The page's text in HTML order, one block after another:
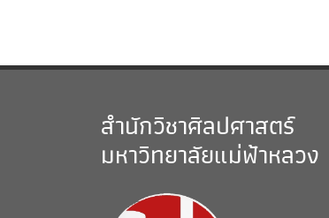
สำนักวิชาศิลปศาสตร์
มหาวิทยาลัยแม่ฟ้าหลวง